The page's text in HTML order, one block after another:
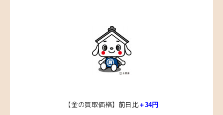
【金の買取価格】 前日比 ＋34円